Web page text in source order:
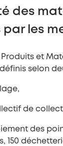
des
les
et
selon
de
des
150